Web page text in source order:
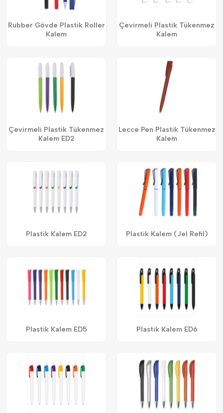
Rubber Gövde Plastik Roller
Kalem
Çevirmeli Plastik Tükenmez
Kalem
Çevirmeli Plastik Tükenmez
Kalem ED2
Lecce Pen Plastik Tükenmez
Kalem
Plastik Kalem ED2 Plastik Kalem (Jel Refil)
Plastik Kalem ED5 Plastik Kalem ED6